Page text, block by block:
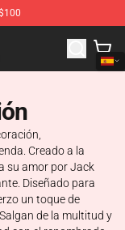
Merchandise
Creado a la
su amor por Jack
Diseñado para
un toque de
de la multitud y